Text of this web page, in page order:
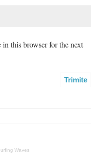
this browser for the next
Waves